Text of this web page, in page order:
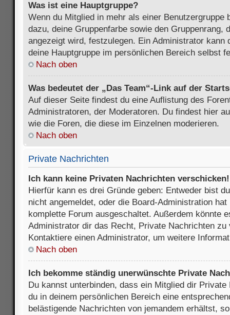
Was ist eine Hauptgruppe?
Wenn du Mitglied in mehr als einer Benutzergruppe
dazu, deine Gruppenfarbe sowie den Gruppenrang,
angezeigt wird, festzulegen. Ein Administrator kann
deine Hauptgruppe im persönlichen Bereich selbst
Nach oben
Was bedeutet der „Das Team“-Link auf der
Auf dieser Seite findest du eine Auflistung des
Administratoren, der Moderatoren. Du findest hier
wie die Foren, die diese im Einzelnen moderieren.
Nach oben
Private Nachrichten
Ich kann keine Privaten Nachrichten verschicken!
Hierfür kann es drei Gründe geben: Entweder bist
nicht angemeldet, oder die Board-Administration
komplette Forum ausgeschaltet. Außerdem könnte
Administrator dir das Recht, Private Nachrichten
Kontaktiere einen Administrator, um weitere
Nach oben
Ich bekomme ständig unerwünschte Private
Du kannst unterbinden, dass ein Mitglied dir
du in deinem persönlichen Bereich eine
belästigende Nachrichten von jemandem erhältst,